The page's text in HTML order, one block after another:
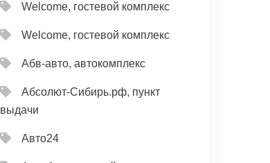
Welcome, гостевой комплекс
Welcome, гостевой комплекс
Абв-авто, автокомплекс
Абсолют-Сибирь.рф, пункт
выдачи
Авто24